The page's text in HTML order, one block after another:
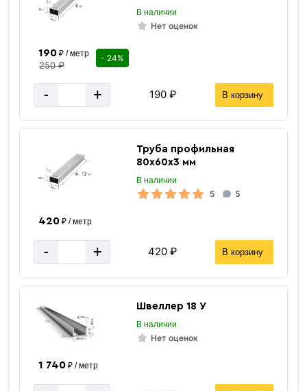
В наличии
Нет оценок
190₽ / метр
250 ₽
- 24%
- + 190 ₽ В корзину
Труба профильная
80х60х3 мм
В наличии
5 5
420₽ / метр
- + 420 ₽ В корзину
Швеллер 18 У
В наличии
Нет оценок
1 740₽ / метр